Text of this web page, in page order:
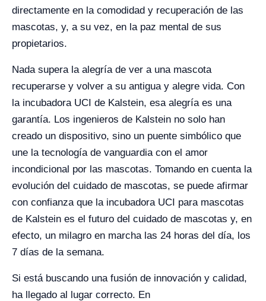
directamente en la comodidad y recuperación de las
mascotas, y, a su vez, en la paz mental de sus
propietarios.
Nada supera la alegría de ver a una mascota
recuperarse y volver a su antigua y alegre vida. Con
la incubadora UCI de Kalstein, esa alegría es una
garantía. Los ingenieros de Kalstein no solo han
creado un dispositivo, sino un puente simbólico que
une la tecnología de vanguardia con el amor
incondicional por las mascotas. Tomando en cuenta la
evolución del cuidado de mascotas, se puede afirmar
con confianza que la incubadora UCI para mascotas
de Kalstein es el futuro del cuidado de mascotas y, en
efecto, un milagro en marcha las 24 horas del día, los
7 días de la semana.
Si está buscando una fusión de innovación y calidad,
ha llegado al lugar correcto. En